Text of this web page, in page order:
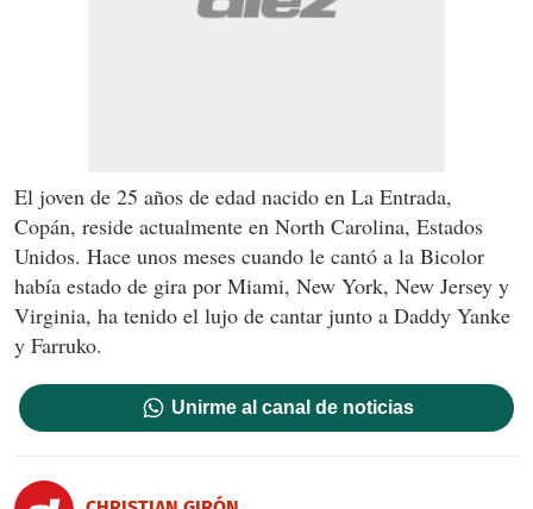
El joven de 25 años de edad nacido en La Entrada,
Copán, reside actualmente en North Carolina, Estados
Unidos. Hace unos meses cuando le cantó a la Bicolor
había estado de gira por Miami, New York, New Jersey y
Virginia, ha tenido el lujo de cantar junto a Daddy Yanke
y Farruko.
Unirme al canal de noticias